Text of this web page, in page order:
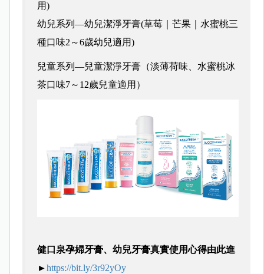
用)
幼兒系列—幼兒潔淨牙膏(草莓｜芒果｜水蜜桃三
種口味2～6歲幼兒適用)
兒童系列—兒童潔淨牙膏（淡薄荷味、水蜜桃冰
茶口味7～12歲兒童適用）
健口泉孕婦牙膏、幼兒牙膏真實使用心得由此進
►https://bit.ly/3r92yOy